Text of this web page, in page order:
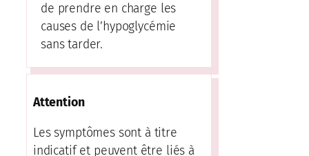
de prendre en charge les
causes de l’hypoglycémie
sans tarder.
Attention
Les symptômes sont à titre
indicatif et peuvent être liés à